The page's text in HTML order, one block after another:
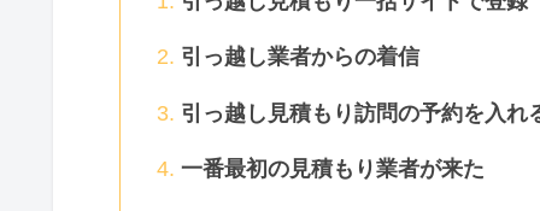
引っ越し業者からの着信
引っ越し見積もり訪問の予約を入れ
一番最初の見積もり業者が来た